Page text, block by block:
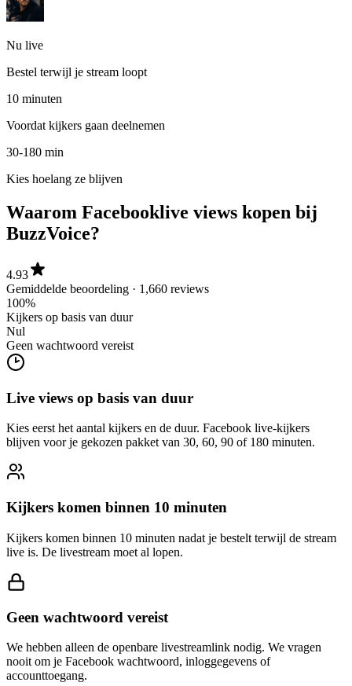
30-180 min
BuzzVoice?
Gemiddelde beoordeling · 1,660 reviews
100%
Kijkers op basis van duur
Nul
Geen wachtwoord vereist
Kies eerst het aantal kijkers en de duur. Facebook live-kijkers
blijven voor je gekozen pakket van 30, 60, 90 of 180 minuten.
live is. De livestream moet al lopen.
nooit om je Facebook wachtwoord, inloggegevens of
accounttoegang.